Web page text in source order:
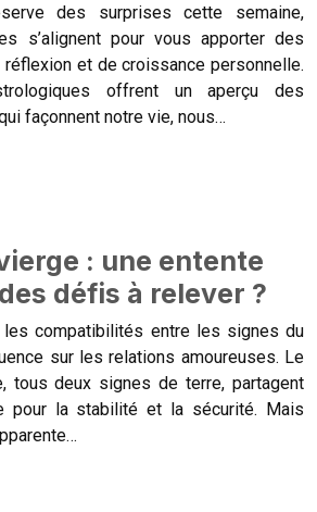
des surprises cette semaine,
s’alignent pour vous apporter des
et de croissance personnelle.
offrent un aperçu des
façonnent notre vie, nous…
: une entente
défis à relever ?
les compatibilités entre les signes du
sur les relations amoureuses. Le
tous deux signes de terre, partagent
pour la stabilité et la sécurité. Mais